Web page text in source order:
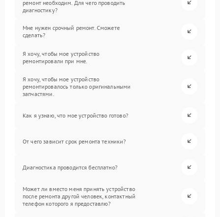
ремонт необходим. Для чего проводить
диагностику?
Мне нужен срочный ремонт. Сможете
сделать?
Я хочу, чтобы мое устройство
ремонтировали при мне.
Я хочу, чтобы мое устройство
ремонтировалось только оригинальными
запчастями.
Как я узнаю, что мое устройство готово?
От чего зависит срок ремонта техники?
Диагностика проводится бесплатно?
Может ли вместо меня принять устройство
после ремонта другой человек, контактный
телефон которого я предоставлю?